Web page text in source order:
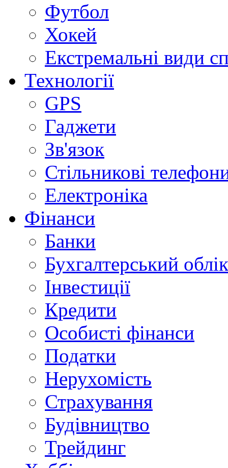
Футбол
Хокей
Екстремальні види
Технології
GPS
Гаджети
Зв'язок
Стільникові
Електроніка
Фінанси
Банки
Бухгалтерський облік
Інвестиції
Кредити
Особисті фінанси
Податки
Нерухомість
Страхування
Будівництво
Трейдинг